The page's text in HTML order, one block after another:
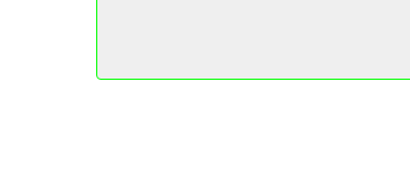
pianistów. Wśród Polaków
Ogólnopolskiego Konkursu